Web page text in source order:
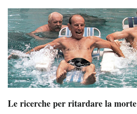
Le ricerche per ritardare la morte